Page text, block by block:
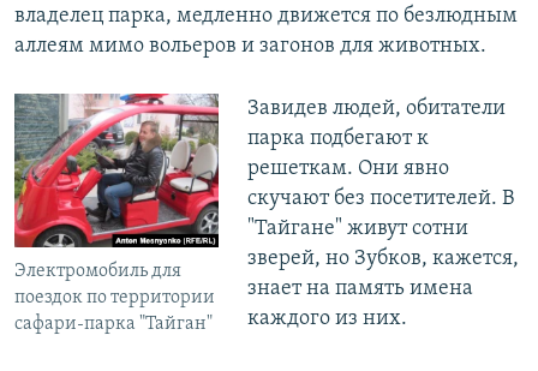
владелец парка, медленно движется по безлюдным
аллеям мимо вольеров и загонов для животных.
Электромобиль для
поездок по территории
сафари-парка "Тайган"
Завидев людей, обитатели
парка подбегают к
решеткам. Они явно
скучают без посетителей. В
"Тайгане" живут сотни
зверей, но Зубков, кажется,
знает на память имена
каждого из них.